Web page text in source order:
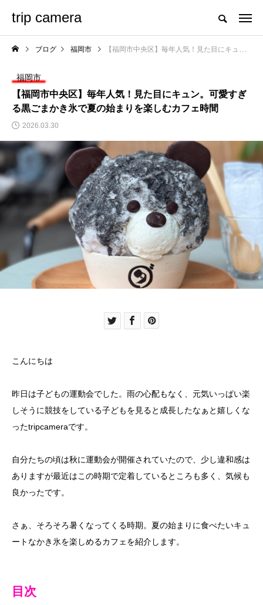
trip camera
ブログ 福岡市 【福岡市中央区】毎年人気！見た目にキュン。可愛すぎる黒ごまかき氷で夏の始まりを楽しむカフェ時間
福岡市
【福岡市中央区】毎年人気！見た目にキュン。可愛すぎ
る黒ごまかき氷で夏の始まりを楽しむカフェ時間
2026.03.30
こんにちは
昨日は子どもの運動会でした。雨の心配もなく、元気いっぱい楽
しそうに競技をしている子どもを見ると成長したなぁと嬉しくな
ったtripcameraです。
自分たちの頃は秋に運動会が開催されていたので、少し違和感は
ありますが最近はこの時期で定着しているところも多く、気候も
良かったです。
さぁ、そろそろ暑くなってくる時期。夏の始まりに食べたいキュ
ートなかき氷を楽しめるカフェを紹介します。
目次